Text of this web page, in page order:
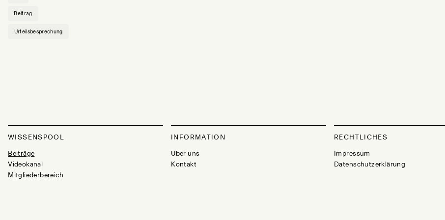
Beitrag
Urteilsbesprechung
WISSENSPOOL
Beiträge
Videokanal
Mitgliederbereich
INFORMATION
Über uns
Kontakt
RECHTLICHES
Impressum
Datenschutzerklärung